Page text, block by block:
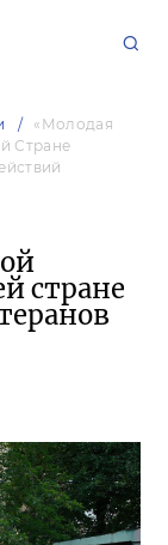
«Молодая
Стране
стране